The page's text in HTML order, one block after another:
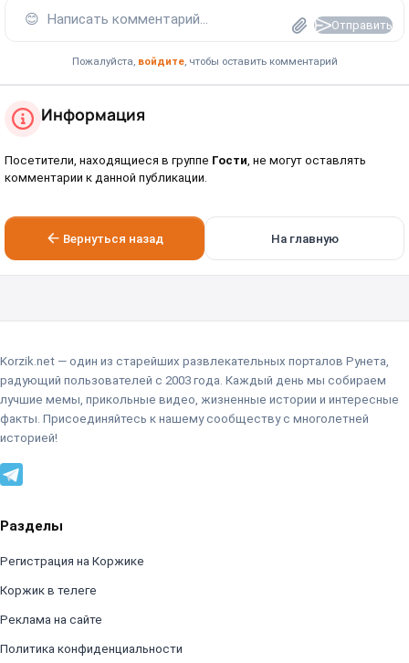
😊 Написать комментарий... Отправить
Пожалуйста, войдите, чтобы оставить комментарий
Информация
Посетители, находящиеся в группе Гости, не могут оставлять
комментарии к данной публикации.
Вернуться назад На главную
Korzik.net — один из старейших развлекательных порталов Рунета,
радующий пользователей с 2003 года. Каждый день мы собираем
лучшие мемы, прикольные видео, жизненные истории и интересные
факты. Присоединяйтесь к нашему сообществу с многолетней
историей!
Разделы
Регистрация на Коржике
Коржик в телеге
Реклама на сайте
Политика конфиденциальности